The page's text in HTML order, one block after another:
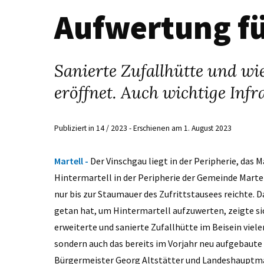
Aufwertung
Sanierte Zufallhütte und
eröffnet. Auch wichtige
Publiziert in 14 / 2023 - Erschienen am 1. August 2023
Martell - Der Vinschgau liegt in der Peripherie, das
Hintermartell in der Peripherie der Gemeinde
nur bis zur Staumauer des Zufrittstausees reichte.
getan hat, um Hintermartell aufzuwerten, zeigte
erweiterte und sanierte Zufallhütte im Beisein
sondern auch das bereits im Vorjahr neu
Bürgermeister Georg Altstätter und